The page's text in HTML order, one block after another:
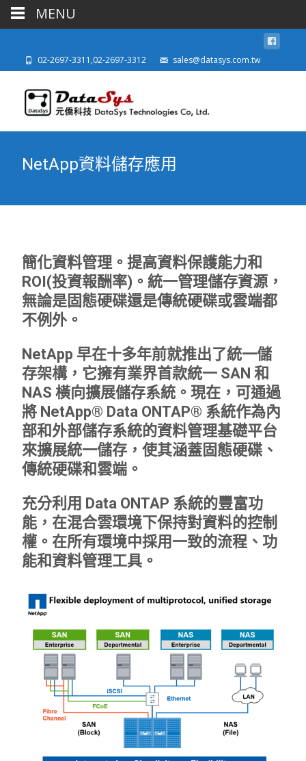
02-2697-3311,02-2697-3312 sales@datasys.com.tw
NetApp資料儲存應用
簡化資料管理。提高資料保護能力和
ROI(投資報酬率)。統一管理儲存資源，
無論是固態硬碟還是傳統硬碟或雲端都
不例外。
NetApp 早在十多年前就推出了統一儲
存架構，它擁有業界首款統一 SAN 和
NAS 橫向擴展儲存系統。現在，可通過
將 NetApp® Data ONTAP® 系統作為內
部和外部儲存系統的資料管理基礎平台
來擴展統一儲存，使其涵蓋固態硬碟、
傳統硬碟和雲端。
充分利用 Data ONTAP 系統的豐富功
能，在混合雲環境下保持對資料的控制
權。在所有環境中採用一致的流程、功
能和資料管理工具。
MENU